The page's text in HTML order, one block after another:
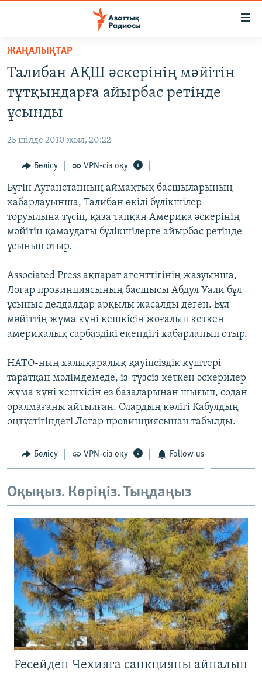
Skip
main
content
Skip
main
Search
ЖАҢАЛЫҚТАР
AZATTYQTV
АДАМ ҚҰҚЫҚТАРЫ
ӘЛЕУМЕТ
ӘЛЕМ
АРНАЙЫ ЖОБАЛАР
ЖАЗЫЛЫҢЫЗ
Басқа тілдерде
ЖАҢАЛЫҚТАР
Талибан АҚШ әскерінің мәйітін
тұтқындарға айырбас ретінде
ұсынды
25 шілде 2010 жыл, 20:22
Бөлісу VPN-сіз оқу
Бүгін Ауғанстанның аймақтық басшыларының
хабарлауынша, Талибан өкілі бүлікшілер
торуылына түсіп, қаза тапқан Америка әскерінің
мәйітін қамаудағы бүлікшілерге айырбас ретінде
ұсынып отыр.
Associated Press ақпарат агенттігінің жазуынша,
Логар провинциясының басшысы Абдул Уали бұл
ұсыныс делдалдар арқылы жасалды деген. Бұл
мәйіттің жұма күні кешкісін жоғалып кеткен
америкалық сарбаздікі екендігі хабарланып отыр.
НАТО-ның халықаралық қауіпсіздік күштері
таратқан мәлімдемеде, із-түзсіз кеткен әскерилер
жұма күні кешкісін өз базаларынан шығып, содан
оралмағаны айтылған. Олардың көлігі Кабулдың
оңтүстігіндегі Логар провинциясынан табылды.
Бөлісу VPN-сіз оқу Follow us
Оқыңыз. Көріңіз. Тыңдаңыз
Ресейден Чехияға санкцияны айналып